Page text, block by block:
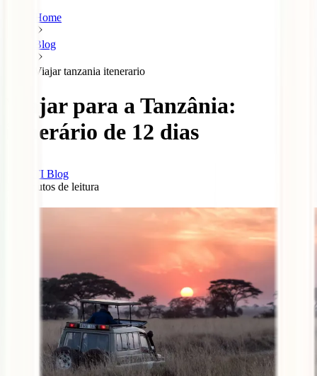
Home
Blog
Viajar tanzania itenerario
Viajar para a Tanzânia:
itinerário de 12 dias
IATI Blog
minutos de leitura